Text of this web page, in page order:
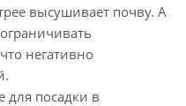
высушивает почву. А
негативно
для посадки в